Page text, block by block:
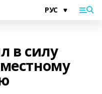
в силу